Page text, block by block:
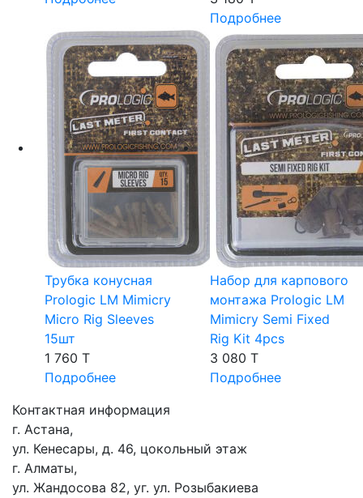
Подробнее
Трубка конусная
Prologic LM Mimicry
Micro Rig Sleeves
15шт
1 760 T
Подробнее
Набор для карпового
монтажа Prologic LM
Mimicry Semi Fixed
Rig Kit 4pcs
3 080 T
Подробнее
Контактная информация
г. Астана,
ул. Кенесары, д. 46, цокольный этаж
г. Алматы,
ул. Жандосова 82, уг. ул. Розыбакиева